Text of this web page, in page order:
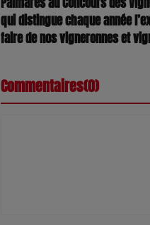
qui distingue chaque année
faire de nos vigneronnes et
Commentaires(0)